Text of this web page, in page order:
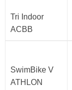
Tri Indoor
ACBB
SwimBike V
ATHLON